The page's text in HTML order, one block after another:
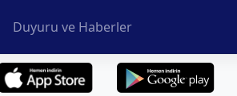
Duyuru ve Haberler